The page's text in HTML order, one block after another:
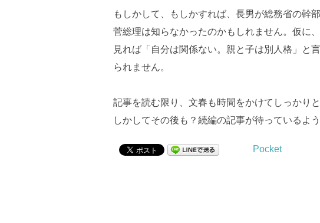
もしかして、もしかすれば、長男が総務省の幹
菅総理は知らなかったのかもしれません。仮に
見れば「自分は関係ない。親と子は別人格」と
られません。
記事を読む限り、文春も時間をかけてしっかり
しかしてその後も？続編の記事が待っているよ
Pocket